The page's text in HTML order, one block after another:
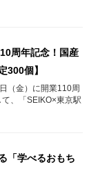
周年記念！国産
300個】
（金）に開業110周
、「SEIKO×東京駅
「学べるおもち